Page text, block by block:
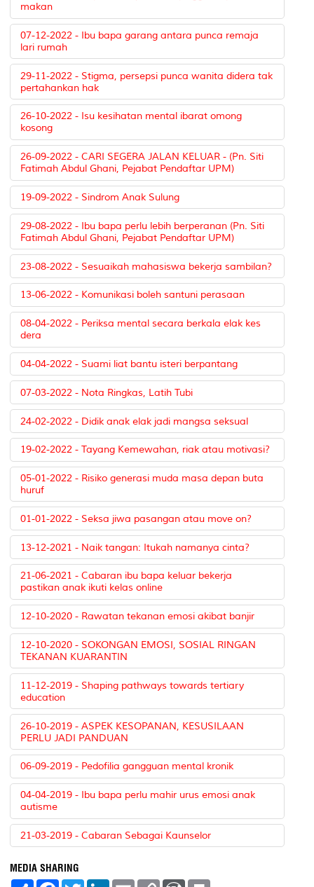
makan
07-12-2022 - Ibu bapa garang antara punca remaja
lari rumah
29-11-2022 - Stigma, persepsi punca wanita didera tak
pertahankan hak
26-10-2022 - Isu kesihatan mental ibarat omong
kosong
26-09-2022 - CARI SEGERA JALAN KELUAR - (Pn. Siti
Fatimah Abdul Ghani, Pejabat Pendaftar UPM)
19-09-2022 - Sindrom Anak Sulung
29-08-2022 - Ibu bapa perlu lebih berperanan (Pn. Siti
Fatimah Abdul Ghani, Pejabat Pendaftar UPM)
23-08-2022 - Sesuaikah mahasiswa bekerja sambilan?
13-06-2022 - Komunikasi boleh santuni perasaan
08-04-2022 - Periksa mental secara berkala elak kes
dera
04-04-2022 - Suami liat bantu isteri berpantang
07-03-2022 - Nota Ringkas, Latih Tubi
24-02-2022 - Didik anak elak jadi mangsa seksual
19-02-2022 - Tayang Kemewahan, riak atau motivasi?
05-01-2022 - Risiko generasi muda masa depan buta
huruf
01-01-2022 - Seksa jiwa pasangan atau move on?
13-12-2021 - Naik tangan: Itukah namanya cinta?
21-06-2021 - Cabaran ibu bapa keluar bekerja
pastikan anak ikuti kelas online
12-10-2020 - Rawatan tekanan emosi akibat banjir
12-10-2020 - SOKONGAN EMOSI, SOSIAL RINGAN
TEKANAN KUARANTIN
11-12-2019 - Shaping pathways towards tertiary
education
26-10-2019 - ASPEK KESOPANAN, KESUSILAAN
PERLU JADI PANDUAN
06-09-2019 - Pedofilia gangguan mental kronik
04-04-2019 - Ibu bapa perlu mahir urus emosi anak
autisme
21-03-2019 - Cabaran Sebagai Kaunselor
MEDIA SHARING